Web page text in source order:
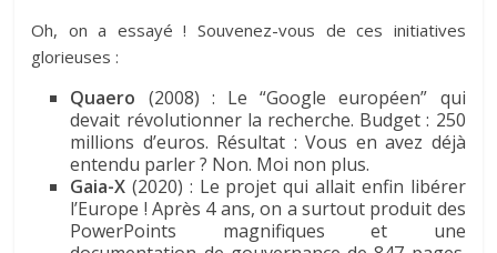
Oh, on a essayé ! Souvenez-vous de ces initiatives
glorieuses :
Quaero (2008) : Le “Google européen” qui
devait révolutionner la recherche. Budget : 250
millions d’euros. Résultat : Vous en avez déjà
entendu parler ? Non. Moi non plus.
Gaia-X (2020) : Le projet qui allait enfin libérer
l’Europe ! Après 4 ans, on a surtout produit des
PowerPoints magnifiques et une